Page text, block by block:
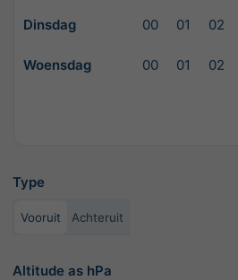
Dinsdag 00 01 02
Woensdag 00 01 02
Type
Vooruit Achteruit
Altitude as hPa